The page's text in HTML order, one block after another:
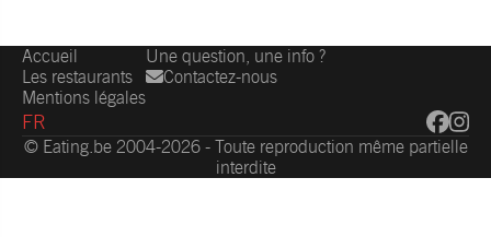
Accueil
Les restaurants
Mentions légales
Une question, une info ?
Contactez-nous
FR
© Eating.be 2004-2026 - Toute reproduction même partielle
interdite